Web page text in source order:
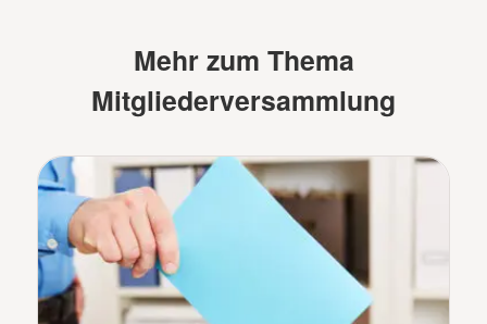
Mehr zum Thema
Mitgliederversammlung